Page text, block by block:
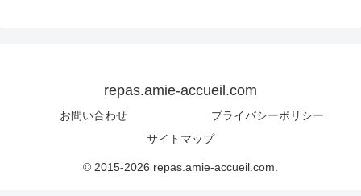
repas.amie-accueil.com
お問い合わせ
プライバシーポリシー
サイトマップ
© 2015-2026 repas.amie-accueil.com.